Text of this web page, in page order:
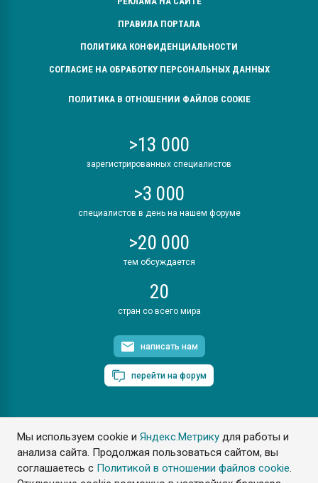
Мы используем cookie иЯндекс.Метрику для работы и
анализа сайта. Продолжая пользоваться сайтом, вы
соглашаетесь с Политикой в отношении файлов cookie.
ПРАВИЛА ПОРТАЛА
ПОЛИТИКА КОНФИДЕНЦИАЛЬНОСТИ
СОГЛАСИЕ НА ОБРАБОТКУ ПЕРСОНАЛЬНЫХ ДАННЫХ
ПОЛИТИКА В ОТНОШЕНИИ ФАЙЛОВ COOKIE
>13 000
зарегистрированных специалистов
>3 000
специалистов в день на нашем форуме
>20 000
тем обсуждается
20
стран со всего мира
написать нам
перейти на форум
ПластЭксперт © 2006. Все права защищены
Разрешается копирование материалов сайта с обязательной
ссылкой на www.e-plastic.ru